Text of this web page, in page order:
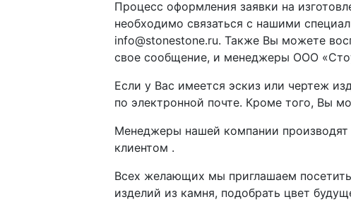
Процесс оформления заявки на
необходимо связаться с нашими
info@stonestone.ru. Также Вы можете
свое сообщение, и менеджеры ООО
Если у Вас имеется эскиз или чертеж
по электронной почте. Кроме того, Вы
Менеджеры нашей компании производят
клиентом .
Всех желающих мы приглашаем
изделий из камня, подобрать цвет